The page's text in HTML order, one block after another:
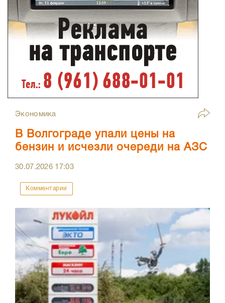
Экономика
В Волгограде упали цены на
бензин и исчезли очереди на АЗС
30.07.2026 17:03
Комментарии